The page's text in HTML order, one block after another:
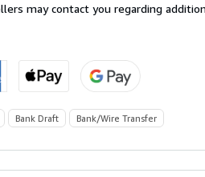
may contact you regarding
Bank Draft Bank/Wire Transfer